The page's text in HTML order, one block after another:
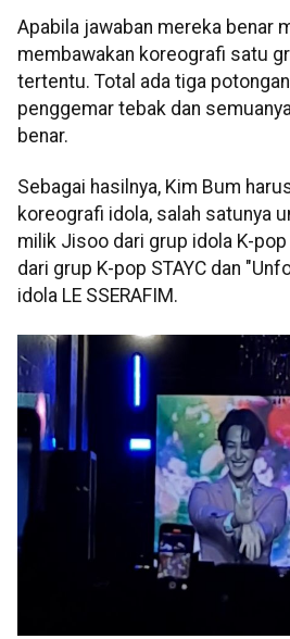
Apabila jawaban mereka benar
membawakan koreografi satu
tertentu. Total ada tiga
penggemar tebak dan
benar.
Sebagai hasilnya, Kim Bum
koreografi idola, salah satunya
milik Jisoo dari grup idola K-pop
dari grup K-pop STAYC dan
idola LE SSERAFIM.